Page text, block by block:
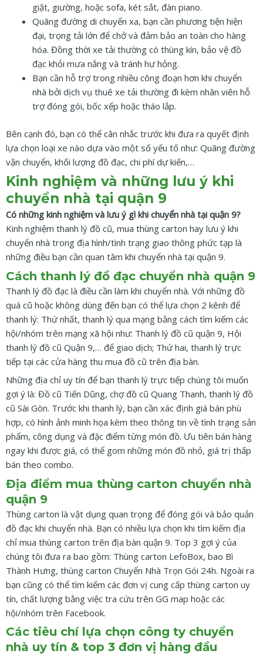
giặt, giường, hoặc sofa, két sắt, đàn piano.
Quãng đường di chuyển xa, bạn cần phương tiện hiện
đại, trọng tải lớn để chở và đảm bảo an toàn cho hàng
hóa. Đồng thời xe tải thường có thùng kín, bảo vệ đồ
đạc khỏi mưa nắng và tránh hư hỏng.
Bạn cần hỗ trợ trong nhiều công đoạn hơn khi chuyển
nhà bởi dịch vụ thuê xe tải thường đi kèm nhân viên hỗ
trợ đóng gói, bốc xếp hoặc tháo lắp.
Bên cạnh đó, bạn có thể cân nhắc trước khi đưa ra quyết định
lựa chọn loại xe nào dựa vào một số yếu tố như: Quãng đường
vận chuyển, khối lượng đồ đạc, chi phí dự kiến,…
Kinh nghiệm và những lưu ý khi
chuyển nhà tại quận 9
Có những kinh nghiệm và lưu ý gì khi chuyển nhà tại quận 9?
Kinh nghiệm thanh lý đồ cũ, mua thùng carton hay lưu ý khi
chuyển nhà trong địa hình/tình trạng giao thông phức tạp là
những điều bạn cần quan tâm khi chuyển nhà tại quận 9.
Cách thanh lý đồ đạc chuyển nhà quận 9
Thanh lý đồ đạc là điều cần làm khi chuyển nhà. Với những đồ
quá cũ hoặc không dùng đến bạn có thể lựa chọn 2 kênh để
thanh lý: Thứ nhất, thanh lý qua mạng bằng cách tìm kiếm các
hội/nhóm trên mạng xã hội như: Thanh lý đồ cũ quận 9, Hội
thanh lý đồ cũ Quận 9,… để giao dịch; Thứ hai, thanh lý trực
tiếp tại các cửa hàng thu mua đồ cũ trên địa bàn.
Những địa chỉ uy tín để bạn thanh lý trực tiếp chúng tôi muốn
gợi ý là: Đồ cũ Tiến Dũng, chợ đồ cũ Quang Thanh, thanh lý đồ
cũ Sài Gòn. Trước khi thanh lý, bạn cần xác định giá bán phù
hợp, có hình ảnh minh họa kèm theo thông tin về tình trạng sản
phẩm, công dụng và đặc điểm từng món đồ. Ưu tiên bán hàng
ngay khi được giá, có thể gom những món đồ nhỏ, giá trị thấp
bán theo combo.
Địa điểm mua thùng carton chuyển nhà
quận 9
Thùng carton là vật dụng quan trọng để đóng gói và bảo quản
đồ đạc khi chuyển nhà. Bạn có nhiều lựa chọn khi tìm kiếm địa
chỉ mua thùng carton trên địa bàn quận 9. Top 3 gợi ý của
chúng tôi đưa ra bao gồm: Thùng carton LefoBox, bao Bì
Thành Hưng, thùng carton Chuyển Nhà Trọn Gói 24h. Ngoài ra
bạn cũng có thể tìm kiếm các đơn vị cung cấp thùng carton uy
tín, chất lượng bằng việc tra cứu trên GG map hoặc các
hội/nhóm trên Facebook.
Các tiêu chí lựa chọn công ty chuyển
nhà uy tín & top 3 đơn vị hàng đầu